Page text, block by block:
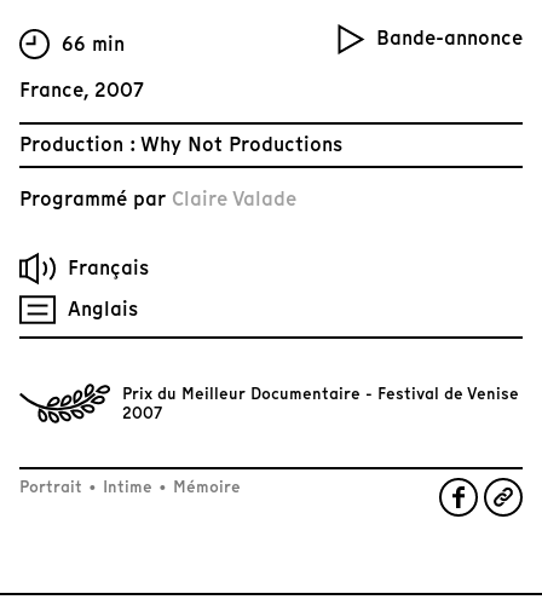
Bande-annonce
66 min
France, 2007
Production : Why Not Productions
Programmé par Claire Valade
Français
Anglais
Prix du Meilleur Documentaire - Festival de Venise
2007
Portrait • Intime • Mémoire